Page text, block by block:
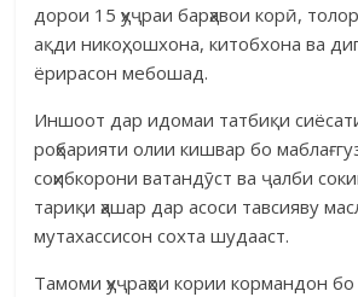
дорои 15 ҳуҷраи барҳавои корӣ,
ақди никоҳ, ошхона, китобхона ва
ёрирасон мебошад.
Иншоот дар идомаи татбиқи
роҳбарияти олии кишвар бо
соҳибкорони ватандӯст ва ҷалби
тариқи ҳашар дар асоси тавсияву
мутахассисон сохта шудааст.
Тамоми ҳуҷраҳои кории кормандон бо